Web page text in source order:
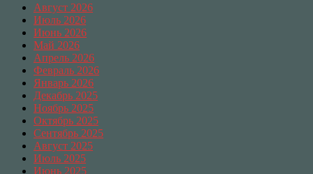
Август 2026
Июль 2026
Июнь 2026
Май 2026
Апрель 2026
Февраль 2026
Январь 2026
Декабрь 2025
Ноябрь 2025
Октябрь 2025
Сентябрь 2025
Август 2025
Июль 2025
Июнь 2025